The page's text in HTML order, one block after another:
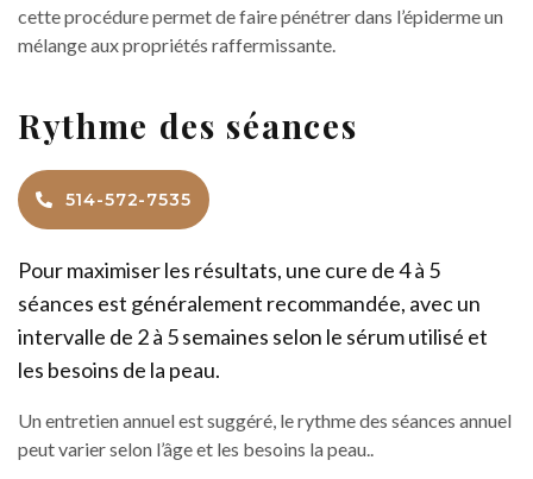
cette procédure permet de faire pénétrer dans l’épiderme un
mélange aux propriétés raffermissante.
Rythme des séances
514-572-7535
Pour maximiser les résultats, une cure de 4 à 5
séances est généralement recommandée, avec un
intervalle de 2 à 5 semaines selon le sérum utilisé et
les besoins de la peau.
Un entretien annuel est suggéré, le rythme des séances annuel
peut varier selon l’âge et les besoins la peau..